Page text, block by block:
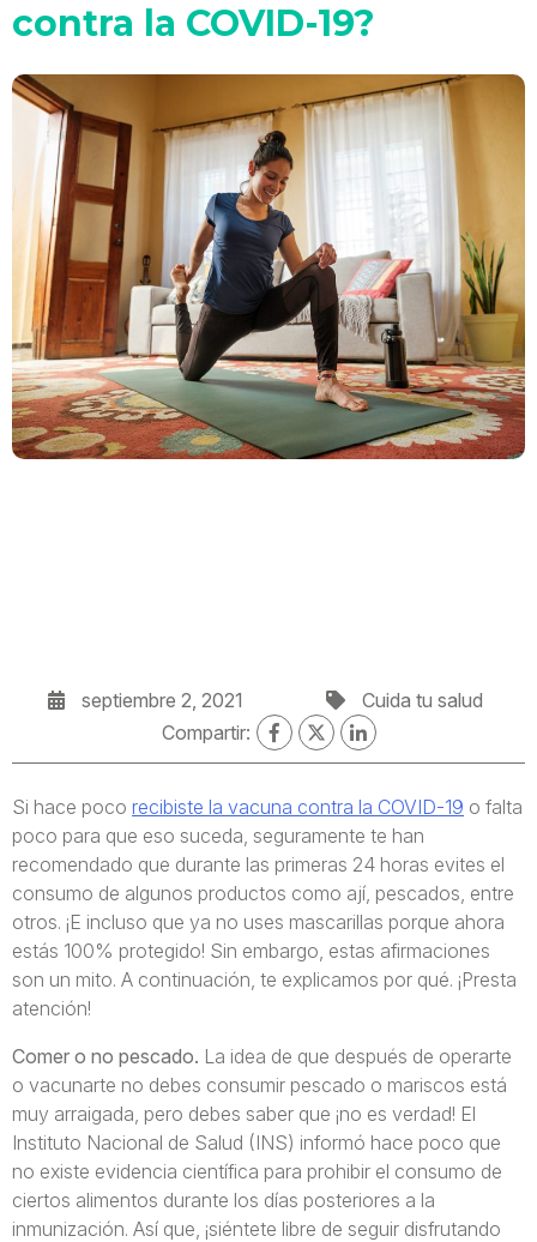
contra la COVID-19?
septiembre 2, 2021
Cuida tu salud
Compartir:
Si hace poco recibiste la vacuna contra la COVID-19 o falta
poco para que eso suceda, seguramente te han
recomendado que durante las primeras 24 horas evites el
consumo de algunos productos como ají, pescados, entre
otros. ¡E incluso que ya no uses mascarillas porque ahora
estás 100% protegido! Sin embargo, estas afirmaciones
son un mito. A continuación, te explicamos por qué. ¡Presta
atención!
Comer o no pescado. La idea de que después de operarte
o vacunarte no debes consumir pescado o mariscos está
muy arraigada, pero debes saber que ¡no es verdad! El
Instituto Nacional de Salud (INS) informó hace poco que
no existe evidencia científica para prohibir el consumo de
ciertos alimentos durante los días posteriores a la
inmunización. Así que, ¡siéntete libre de seguir disfrutando